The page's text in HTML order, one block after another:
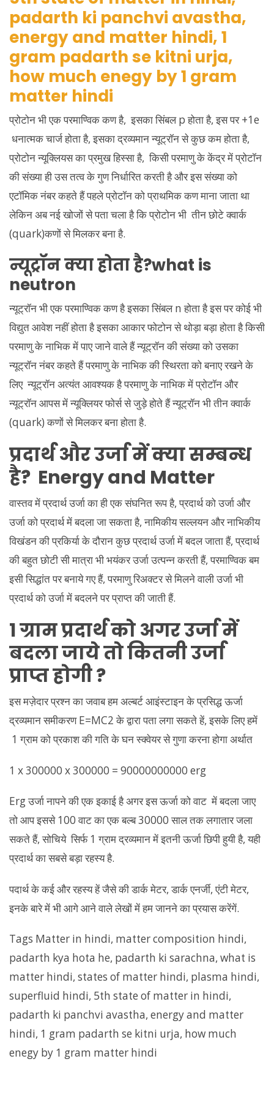
प्रोटोन भी एक परमाण्विक कण है, इसका सिंबल p होता है, इस पर +1e
धनात्मक चार्ज होता है, इसका द्रव्यमान न्यूट्रॉन से कुछ कम होता है,
प्रोटोन न्यूक्लियस का प्रमुख हिस्सा है, किसी परमाणु के केंद्र में प्रोटॉन
की संख्या ही उस तत्व के गुण निर्धारित करती है और इस संख्या को
एटॉमिक नंबर कहते हैं पहले प्रोटॉन को प्राथमिक कण माना जाता था
लेकिन अब नई खोजों से पता चला है कि प्रोटोन भी तीन छोटे क्वार्क
(quark)कणों से मिलकर बना है.
न्यूट्रॉन क्या होता है?what is
neutron
न्यूट्रॉन भी एक परमाण्विक कण है इसका सिंबल n होता है इस पर कोई भी
विद्युत आवेश नहीं होता है इसका आकार फोटोन से थोड़ा बड़ा होता है किसी
परमाणु के नाभिक में पाए जाने वाले हैं न्यूट्रॉन की संख्या को उसका
न्यूट्रॉन नंबर कहते हैं परमाणु के नाभिक की स्थिरता को बनाए रखने के
लिए न्यूट्रॉन अत्यंत आवश्यक है परमाणु के नाभिक में प्रोटॉन और
न्यूट्रॉन आपस में न्यूक्लियर फोर्स से जुड़े होते हैं न्यूट्रॉन भी तीन क्वार्क
(quark) कणों से मिलकर बना होता है.
प्रदार्थ और उर्जा में क्या सम्बन्ध
है? Energy and Matter
वास्तव में प्रदार्थ उर्जा का ही एक संघनित रूप है, प्रदार्थ को उर्जा और
उर्जा को प्रदार्थ में बदला जा सकता है, नामिकीय सल्लयन और नाभिकीय
विखंडन की प्रकिर्या के दौरान कुछ प्रदार्थ उर्जा में बदल जाता हैं, प्रदार्थ
की बहुत छोटी सी मात्रा भी भयंकर उर्जा उत्पन्न करती हैं, परमाण्विक बम
इसी सिद्धांत पर बनाये गए हैं, परमाणु रिअक्टर से मिलने वाली उर्जा भी
प्रदार्थ को उर्जा में बदलने पर प्राप्त की जाती हैं.
1 ग्राम प्रदार्थ को अगर उर्जा में
बदला जाये तो कितनी उर्जा
प्राप्त होगी ?
इस मज़ेदार प्रश्न का जवाब हम अल्बर्ट आइंस्टाइन के प्रसिद्ध ऊर्जा
द्रव्यमान समीकरण E=MC2 के द्वारा पता लगा सकते हें, इसके लिए हमें
1 ग्राम को प्रकाश की गति के घन स्क्वेयर से गुणा करना होगा अर्थात
1 x 300000 x 300000 = 90000000000 erg
Erg उर्जा नापने की एक इकाई है अगर इस ऊर्जा को वाट में बदला जाए
तो आप इससे 100 वाट का एक बल्ब 30000 साल तक लगातार जला
सकते हैं, सोचिये सिर्फ 1 ग्राम द्रव्यमान में इतनी ऊर्जा छिपी हुयी है, यही
प्रदार्थ का सबसे बड़ा रहस्य है.
पदार्थ के कई और रहस्य हें जैसे की डार्क मेटर, डार्क एनर्जी, एंटी मेटर,
इनके बारे में भी आगे आने वाले लेखों में हम जानने का प्रयास करेंगें.
Tags Matter in hindi, matter composition hindi,
padarth kya hota he, padarth ki sarachna, what is
matter hindi, states of matter hindi, plasma hindi,
superfluid hindi, 5th state of matter in hindi,
padarth ki panchvi avastha, energy and matter
hindi, 1 gram padarth se kitni urja, how much
enegy by 1 gram matter hindi